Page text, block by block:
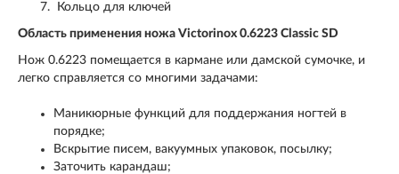
Кольцо для ключей
Область применения ножа Victorinox 0.6223 Classic SD
Нож 0.6223 помещается в кармане или дамской сумочке, и
легко справляется со многими задачами:
Маникюрные функций для поддержания ногтей в
порядке;
Вскрытие писем, вакуумных упаковок, посылку;
Заточить карандаш;